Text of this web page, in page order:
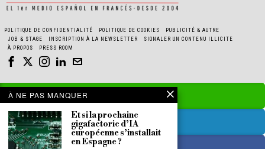
POLITIQUE DE CONFIDENTIALITÉ POLITIQUE DE COOKIES
PUBLICITÉ & AUTRE
JOB & STAGE
INSCRIPTION À LA NEWSLETTER
SIGNALER UN CONTENU ILLICITE
À PROPOS
PRESS ROOM
À NE PAS MANQUER
Et si la prochaine
gigafactorie d’IA
européenne s’installait
en Espagne ?